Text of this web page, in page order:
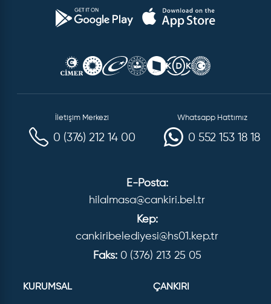
İletişim Merkezi
0 (376) 212 14 00
Whatsapp Hattımız
0 552 153 18 18
E-Posta:
hilalmasa@cankiri.bel.tr
Kep:
cankiribelediyesi@hs01.kep.tr
Faks: 0 (376) 213 25 05
KURUMSAL ÇANKIRI